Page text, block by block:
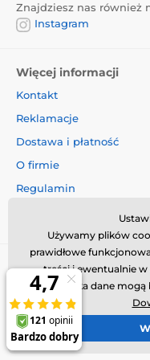
Specyfikacje
Znajdziesz nas również
Instagram
Więcej informacji
Kontakt
Reklamacje
Dostawa i płatność
O firmie
Regulamin
© 2026 www.obroza-
Używamy plików
prawidłowe
treści i ewentualnie
użytkownika dane